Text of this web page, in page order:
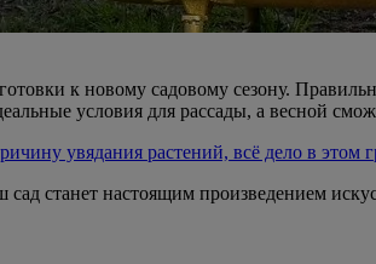
к новому садовому сезону.
условия для рассады, а весной
увядания растений, всё дело в этом
станет настоящим произведением